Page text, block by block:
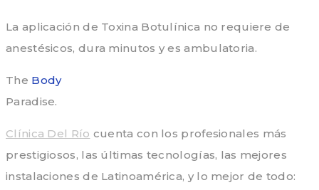
La aplicación de Toxina Botulínica no requiere de
anestésicos, dura minutos y es ambulatoria.
The Body
Paradise.
Clínica Del Río cuenta con los profesionales más
prestigiosos, las últimas tecnologías, las mejores
instalaciones de Latinoamérica, y lo mejor de todo: